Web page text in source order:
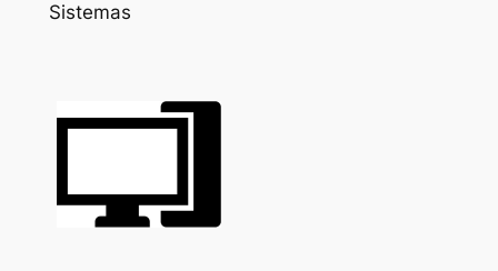
Sistemas